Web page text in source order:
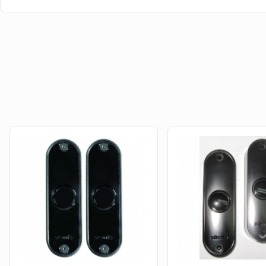
innovations technologiques, leur production récente
nos photo-cellules Somfy, présente au sein de cette
ce modèle, vous n'aurez donc que des avantages,
avec des produits plus récents et plus performant.